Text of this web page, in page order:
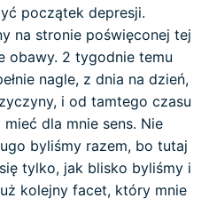
początek depresji.
na stronie poświęconej tej
obawy. 2 tygodnie temu
nagle, z dnia na dzień,
i od tamtego czasu
dla mnie sens. Nie
byliśmy razem, bo tutaj
tylko, jak blisko byliśmy i
kolejny facet, który mnie